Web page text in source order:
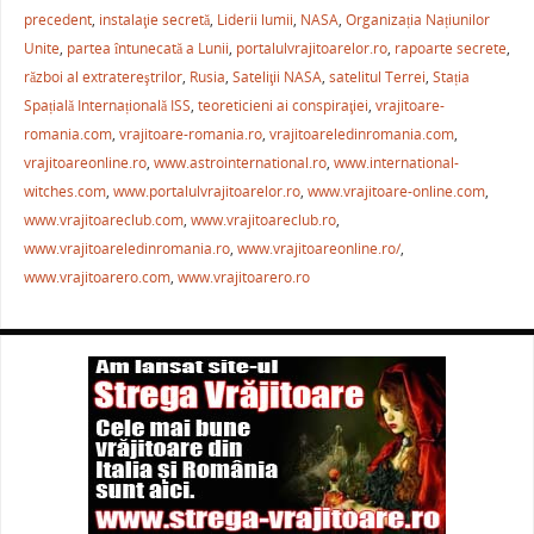
b
o
o
k
st A
p
p
a
ză
precedent, instalaţie secretă, Liderii lumii, NASA, Organizația Națiunilor
Unite, partea întunecată a Lunii, portalulvrajitoarelor.ro, rapoarte secrete,
război al extratereştrilor, Rusia, Sateliţii NASA, satelitul Terrei, Stația
Spațială Internațională ISS, teoreticieni ai conspiraţiei, vrajitoare-
romania.com, vrajitoare-romania.ro, vrajitoareledinromania.com,
vrajitoareonline.ro, www.astrointernational.ro, www.international-
witches.com, www.portalulvrajitoarelor.ro, www.vrajitoare-online.com,
www.vrajitoareclub.com, www.vrajitoareclub.ro,
www.vrajitoareledinromania.ro, www.vrajitoareonline.ro/,
www.vrajitoarero.com, www.vrajitoarero.ro